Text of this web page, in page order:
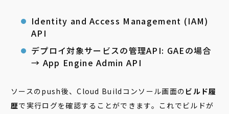
Identity and Access Management (IAM)
API
デプロイ対象サービスの管理API: GAEの場合
→ App Engine Admin API
ソースのpush後、Cloud Buildコンソール画面の ビルド履
歴で実行ログを確認することができます。これでビルドが